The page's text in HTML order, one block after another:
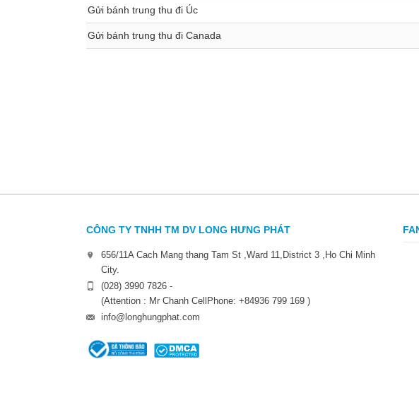
Gửi bánh trung thu đi Úc
Gửi bánh trung thu đi Canada
CÔNG TY TNHH TM DV LONG HƯNG PHÁT
656/11A Cach Mang thang Tam St ,Ward 11,District 3 ,Ho Chi Minh
City.
(028) 3990 7826 -
(Attention : Mr Chanh CellPhone: +84936 799 169 )
info@longhungphat.com